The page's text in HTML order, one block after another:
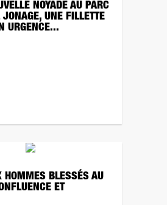
NOYADE AU PARC
UNE FILLETTE
URGENCE...
HOMMES BLESSÉS AU
ET